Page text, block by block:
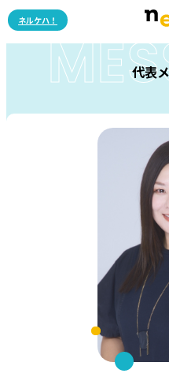
ネルケハ！
代表